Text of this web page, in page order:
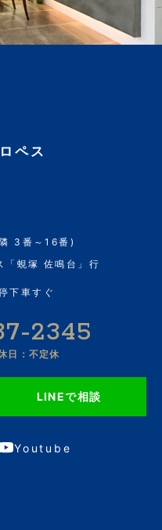
ペス
3番～16番)
「蜆塚 佐鳴台」行
下車すぐ
2345
日：不定休
LINEで相談
Youtube